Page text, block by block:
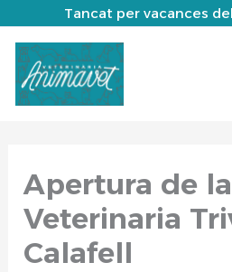
contenido
Tancat per vacances
Apertura de
Veterinaria
Calafell